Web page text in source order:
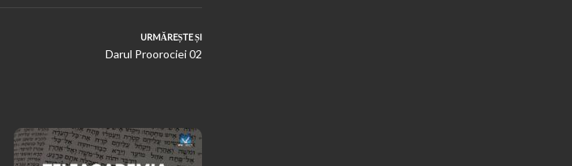
URMĂREȘTE ȘI
Darul Proorociei 02